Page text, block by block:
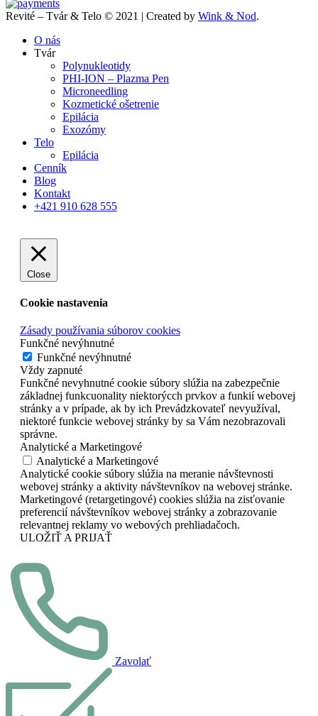
Revité – Tvár & Telo © 2021 | Created by Wink & Nod.
O nás
Tvár
Polynukleotidy
PHI-ION – Plazma Pen
Microneedling
Kozmetické ošetrenie
Epilácia
Exozómy
Telo
Epilácia
Cenník
Blog
Kontakt
+421 910 628 555
Close
Cookie nastavenia
Zásady používania súborov cookies
Funkčné nevýhnutné
Funkčné nevýhnutné
Vždy zapnuté
Funkčné nevyhnutné cookie súbory slúžia na zabezpečnie
základnej funkcuonality niektorýcch prvkov a funkií webovej
stránky a v prípade, ak by ich Prevádzkovateľ nevyužíval,
niektoré funkcie webovej stránky by sa Vám nezobrazovali
správne.
Analytické a Marketingové
Analytické a Marketingové
Analytické cookie súbory slúžia na meranie návštevnosti
webovej stránky a aktivity návštevníkov na webovej stránke.
Marketingové (retargetingové) cookies slúžia na zisťovanie
preferencií návštevníkov webovej stránky a zobrazovanie
relevantnej reklamy vo webových prehliadačoch.
ULOŽIŤ A PRIJAŤ
Zavolať